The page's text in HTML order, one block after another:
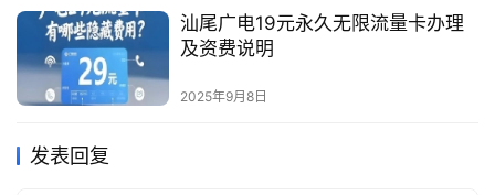
汕尾广电19元永久无限流量卡办理
及资费说明
2025年9月8日
发表回复